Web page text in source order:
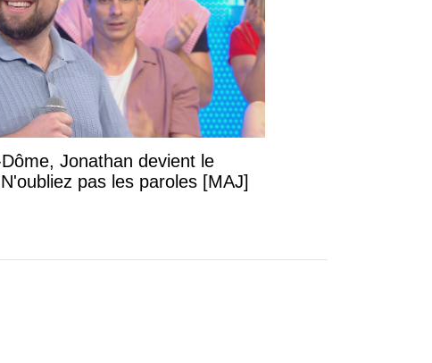
Jonathan devient le
pas les paroles [MAJ]